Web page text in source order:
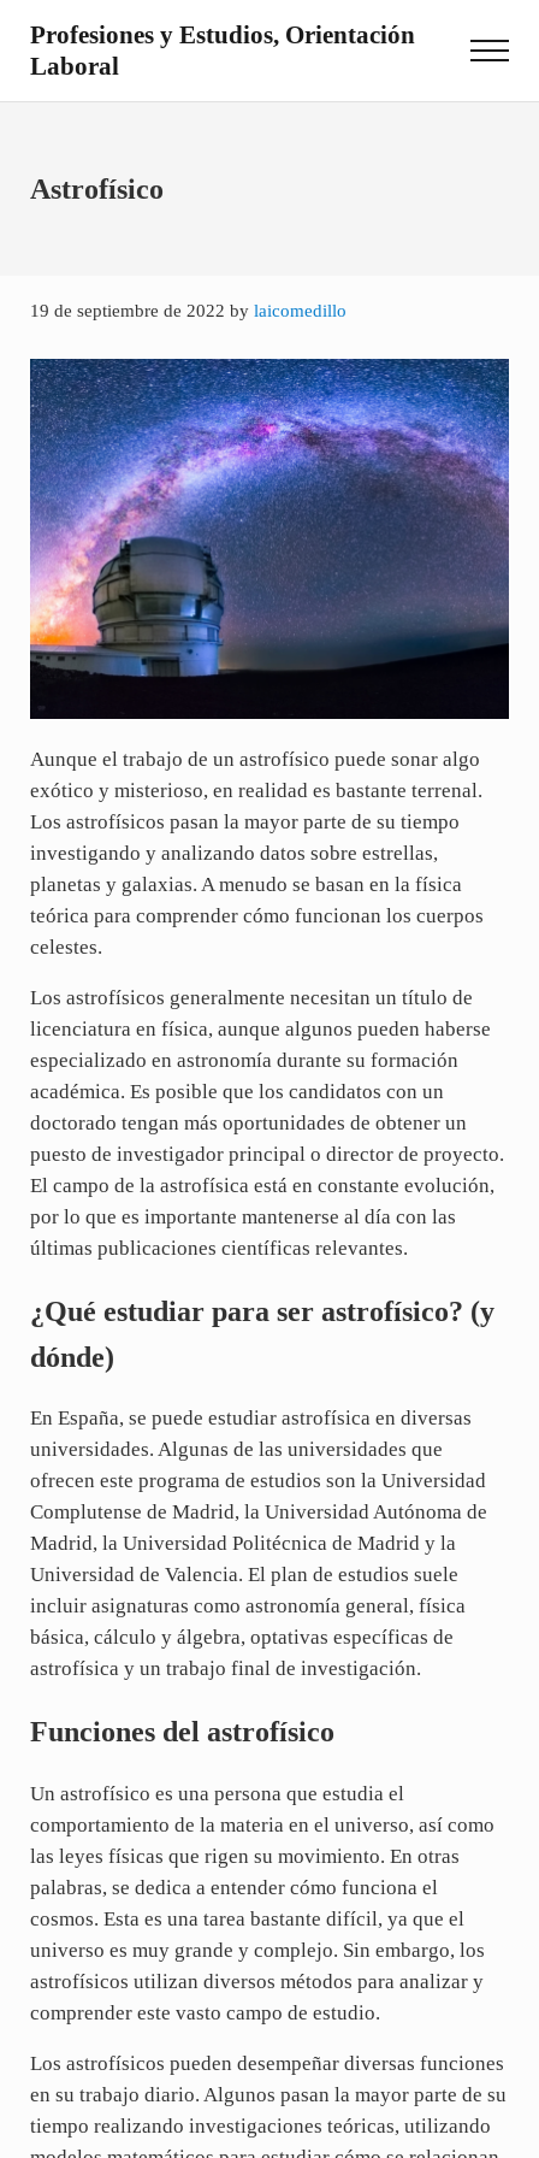
Profesiones y Estudios, Orientación
Laboral
Menu
Astrofísico
19 de septiembre de 2022 by laicomedillo
Aunque el trabajo de un astrofísico puede sonar algo
exótico y misterioso, en realidad es bastante terrenal.
Los astrofísicos pasan la mayor parte de su tiempo
investigando y analizando datos sobre estrellas,
planetas y galaxias. A menudo se basan en la física
teórica para comprender cómo funcionan los cuerpos
celestes.
Los astrofísicos generalmente necesitan un título de
licenciatura en física, aunque algunos pueden haberse
especializado en astronomía durante su formación
académica. Es posible que los candidatos con un
doctorado tengan más oportunidades de obtener un
puesto de investigador principal o director de proyecto.
El campo de la astrofísica está en constante evolución,
por lo que es importante mantenerse al día con las
últimas publicaciones científicas relevantes.
¿Qué estudiar para ser astrofísico? (y
dónde)
En España, se puede estudiar astrofísica en diversas
universidades. Algunas de las universidades que
ofrecen este programa de estudios son la Universidad
Complutense de Madrid, la Universidad Autónoma de
Madrid, la Universidad Politécnica de Madrid y la
Universidad de Valencia. El plan de estudios suele
incluir asignaturas como astronomía general, física
básica, cálculo y álgebra, optativas específicas de
astrofísica y un trabajo final de investigación.
Funciones del astrofísico
Un astrofísico es una persona que estudia el
comportamiento de la materia en el universo, así como
las leyes físicas que rigen su movimiento. En otras
palabras, se dedica a entender cómo funciona el
cosmos. Esta es una tarea bastante difícil, ya que el
universo es muy grande y complejo. Sin embargo, los
astrofísicos utilizan diversos métodos para analizar y
comprender este vasto campo de estudio.
Los astrofísicos pueden desempeñar diversas funciones
en su trabajo diario. Algunos pasan la mayor parte de su
tiempo realizando investigaciones teóricas, utilizando